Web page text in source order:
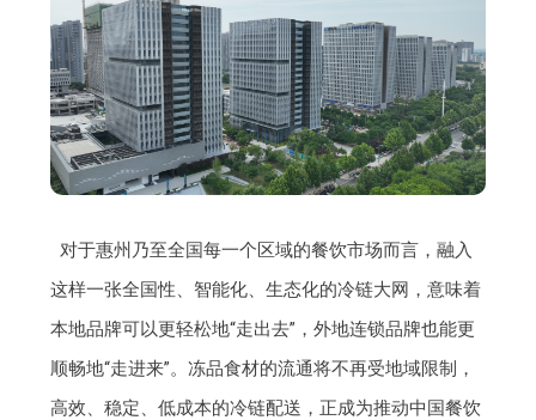
对于惠州乃至全国每一个区域的餐饮市场而言，融入
这样一张全国性、智能化、生态化的冷链大网，意味着
本地品牌可以更轻松地“走出去”，外地连锁品牌也能更
顺畅地“走进来”。冻品食材的流通将不再受地域限制，
高效、稳定、低成本的冷链配送，正成为推动中国餐饮